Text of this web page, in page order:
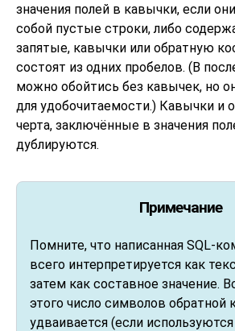
значения полей в кавычки, если
собой пустые строки, либо
запятые, кавычки или обратную
состоят из одних пробелов. (В
можно обойтись без кавычек, но
для удобочитаемости.) Кавычки и
черта, заключённые в значения
дублируются.
Примечание
Помните, что написанная SQL-
всего интерпретируется как
затем как составное значение.
этого число символов обратной
удваивается (если используются